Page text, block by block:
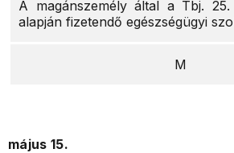
A magánszemély által a Tbj.
alapján fizetendő egészségügyi
M
május 15.